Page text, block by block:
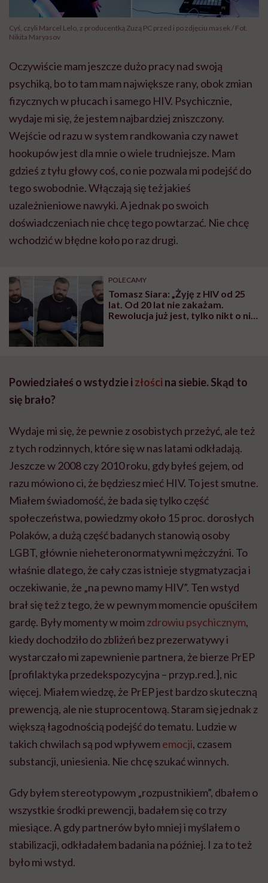
Cyś, czyli Marcel Lelo, z producentką Zuzą PC przed i po zdjęciu masek / Fot.
Nikita Maryasov
Oczywiście mam jeszcze dużo pracy nad swoją
psychiką, bo to tam mam największe rany, obok zmian
fizycznych w płucach i samego HIV. Psychicznie,
wydaje mi się, że jestem najbardziej zniszczony.
Wejście od razu w system randkowania czy nawet
hookupów jest dla mnie o wiele trudniejsze. Mam
gdzieś z tyłu głowy coś, co nie pozwala mi podejść do
tego swobodnie. Włączają się też jakieś
uzależnieniowe nawyki. A jednak po swoich
doświadczeniach nie chcę tego powtarzać. Nie chcę
wchodzić w błędne koło po raz drugi.
POLECAMY
Tomasz Siara: „Żyję z HIV od 25
lat. Od 20 lat nie zakażam.
Rewolucja już jest, tylko nikt o niej
Powiedziałeś o wstydzie i złości na siebie. Skąd to
się brało?
Wydaje mi się, że pewnie z osobistych przeżyć, ale też
z tych rodzinnych, które się w nas latami odkładają.
Jeszcze w 2008 czy 2010 roku, gdy byłeś gejem, od
razu mówiono ci, że będziesz mieć HIV. To jest smutne.
Miałem świadomość, że bada się tylko część
społeczeństwa, powiedzmy około 15 proc. dorosłych
Polaków, a dużą część badanych stanowią osoby
LGBT, głównie nieheteronormatywni mężczyźni. To
właśnie dlatego, że cały czas istnieje stygmatyzacja i
oczekiwanie, że „na pewno mamy HIV”. Ten wstyd
brał się też z tego, że w pewnym momencie opuściłem
gardę. Były momenty w moimzdrowiu psychicznym,
kiedy dochodziło do zbliżeń bez prezerwatywy i
wystarczało mi zapewnienie partnera, że bierze PrEP
[profilaktyka przedekspozycyjna – przyp.red.], nic
więcej. Miałem wiedzę, że PrEP jest bardzo skuteczną
prewencją, ale nie stuprocentową. Staram się jednak z
większą łagodnością podejść do tematu. Ludzie w
takich chwilach są pod wpływememocji, czasem
substancji, uniesienia. Nie chcę szukać winnych.
Gdy byłem stereotypowym „rozpustnikiem”, dbałem o
wszystkie środki prewencji, badałem się co trzy
miesiące. A gdy partnerów było mniej i myślałem o
stabilizacji, odkładałem badania na później. I za to też
było mi wstyd.